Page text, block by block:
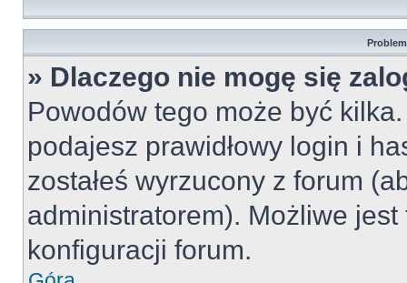
» Dlaczego nie mogę się
Powodów tego może być
podajesz prawidłowy login i
zostałeś wyrzucony z forum
administratorem). Możliwe
konfiguracji forum.